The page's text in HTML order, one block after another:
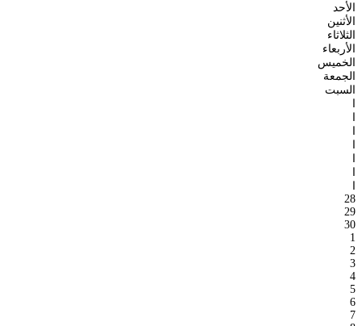
الأحد
الأثنين
الثلاثاء
الأربعاء
الخميس
الجمعة
السبت
ا
ا
ا
ا
ا
ا
ا
28
29
30
1
2
3
4
5
6
7